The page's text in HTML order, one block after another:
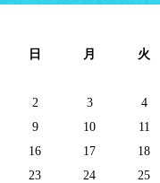
日 月 火
2
3 4
9
10 11
16
17 18
23
24 25